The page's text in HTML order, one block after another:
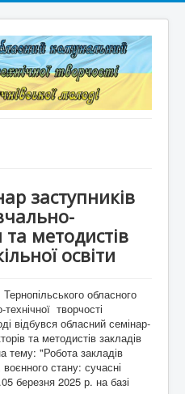
заступників
методистів
освіти
Тернопільського обласного
творчості
відбувся обласний семінар-
та методистів закладів
тему: "Робота закладів
стану: сучасні
березня 2025 р. на базі